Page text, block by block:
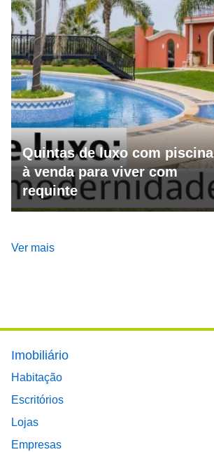
Quintas de luxo com piscina
à venda para viver com
requinte
Ver mais
Footer main menu
Imobiliário
Habitação
Escritórios
Lojas
Empresas